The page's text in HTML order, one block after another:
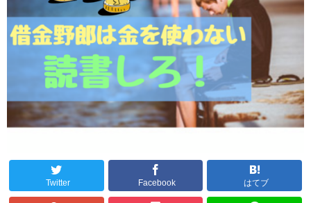
Twitter Facebook はてブ